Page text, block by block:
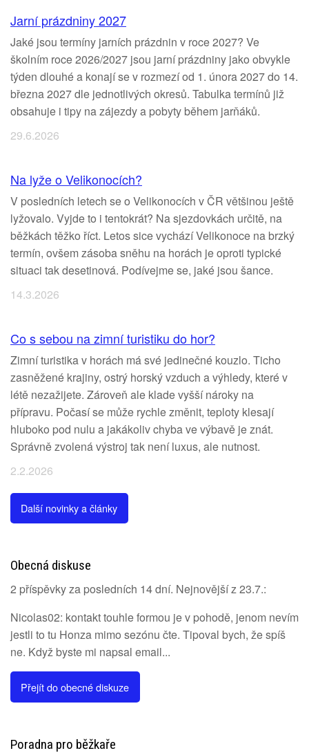
Jarní prázdniny 2027
Jaké jsou termíny jarních prázdnin v roce 2027? Ve
školním roce 2026/2027 jsou jarní prázdniny jako obvykle
týden dlouhé a konají se v rozmezí od 1. února 2027 do 14.
března 2027 dle jednotlivých okresů. Tabulka termínů již
obsahuje i tipy na zájezdy a pobyty během jarňáků.
29.6.2026
Na lyže o Velikonocích?
V posledních letech se o Velikonocích v ČR většinou ještě
lyžovalo. Vyjde to i tentokrát? Na sjezdovkách určitě, na
běžkách těžko říct. Letos sice vychází Velikonoce na brzký
termín, ovšem zásoba sněhu na horách je oproti typické
situaci tak desetinová. Podívejme se, jaké jsou šance.
14.3.2026
Co s sebou na zimní turistiku do hor?
Zimní turistika v horách má své jedinečné kouzlo. Ticho
zasněžené krajiny, ostrý horský vzduch a výhledy, které v
létě nezažijete. Zároveň ale klade vyšší nároky na
přípravu. Počasí se může rychle změnit, teploty klesají
hluboko pod nulu a jakákoliv chyba ve výbavě je znát.
Správně zvolená výstroj tak není luxus, ale nutnost.
2.2.2026
Další novinky a články
Obecná diskuse
2 příspěvky za posledních 14 dní. Nejnovější z 23.7.:
Nicolas02: kontakt touhle formou je v pohodě, jenom nevím
jestli to tu Honza mimo sezónu čte. Tipoval bych, že spíš
ne. Když byste mi napsal email...
Přejít do obecné diskuze
Poradna pro běžkaře